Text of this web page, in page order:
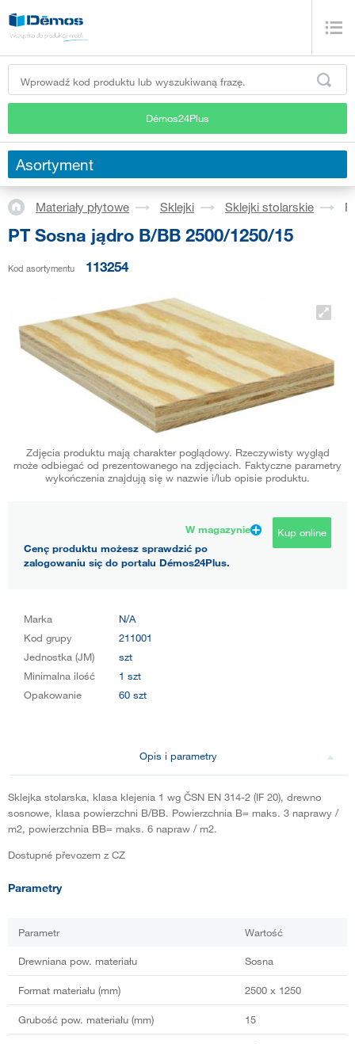
Démos24Plus
Asortyment
Materiały płytowe Sklejki Sklejki stolarskie
PT Sosna jądro B/BB 2500/1250/15
Kod asortymentu 113254
Zdjęcia produktu mają charakter poglądowy. Rzeczywisty wygląd
może odbiegać od prezentowanego na zdjęciach. Faktyczne parametry
wykończenia znajdują się w nazwie i/lub opisie produktu.
W magazynie
Cenę produktu możesz sprawdzić po
zalogowaniu się do portalu Démos24Plus.
Kup online
Marka
N/A
Kod grupy
211001
Jednostka (JM)
szt
Minimalna ilość
1 szt
Opakowanie
60 szt
Opis i parametry
Sklejka stolarska, klasa klejenia 1 wg ČSN EN 314-2 (IF 20), drewno
sosnowe, klasa powierzchni B/BB. Powierzchnia B= maks. 3 naprawy /
m2, powierzchnia BB= maks. 6 napraw / m2.
Dostupné převozem z CZ
Parametry
Parametr Wartość
Drewniana pow. materiału Sosna
Format materiału (mm) 2500 x 1250
Grubość pow. materiału (mm) 15